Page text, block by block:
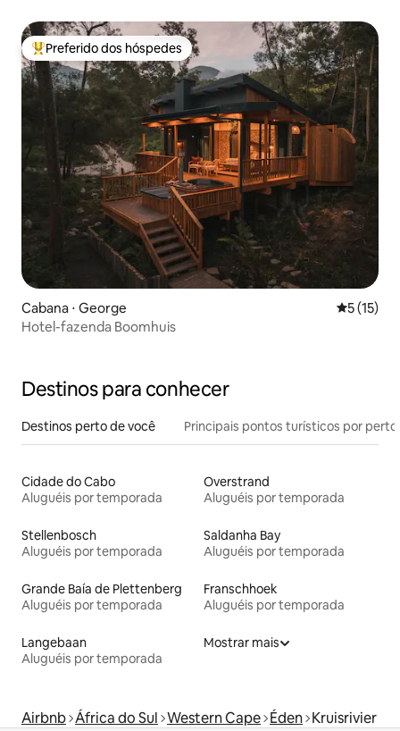
Entre os melhores preferidos dos hóspedes
Preferido dos hóspedes
Cabana ⋅ George 5 de uma
5 (15)
Hotel-fazenda Boomhuis
Destinos para conhecer
Destinos perto de você Principais pontos turísticos por perto
Cidade do Cabo
Aluguéis por temporada
Overstrand
Aluguéis por temporada
Stellenbosch
Aluguéis por temporada
Saldanha Bay
Aluguéis por temporada
Grande Baía de Plettenberg
Aluguéis por temporada
Franschhoek
Aluguéis por temporada
Langebaan
Aluguéis por temporada
Mostrar mais
Airbnb África do Sul Western Cape Éden Kruisrivier